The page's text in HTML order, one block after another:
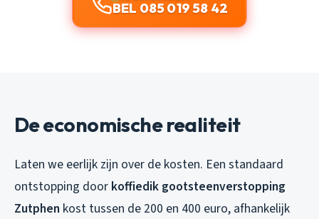
BEL 085 019 58 42
De economische realiteit
Laten we eerlijk zijn over de kosten. Een standaard
ontstopping door koffiedik gootsteenverstopping
Zutphen kost tussen de 200 en 400 euro, afhankelijk